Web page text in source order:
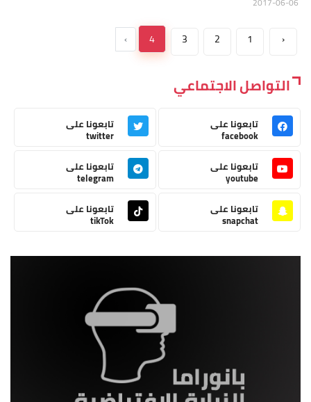
‹
1
2
3
4
›
التواصل الاجتماعي
تابعونا على
facebook
تابعونا على
twitter
تابعونا على
youtube
تابعونا على
telegram
تابعونا على
snapchat
تابعونا على
tikTok